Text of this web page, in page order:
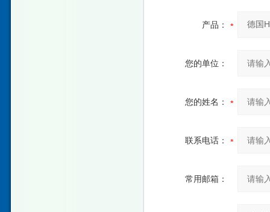
产品：
您的单位：
您的姓名：
联系电话：
常用邮箱：